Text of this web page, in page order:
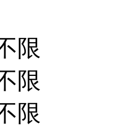
限
限
限